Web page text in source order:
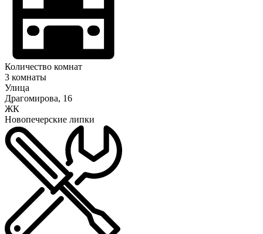
Количество комнат
3 комнаты
Улица
Драгомирова, 16
ЖК
Новопечерские липки